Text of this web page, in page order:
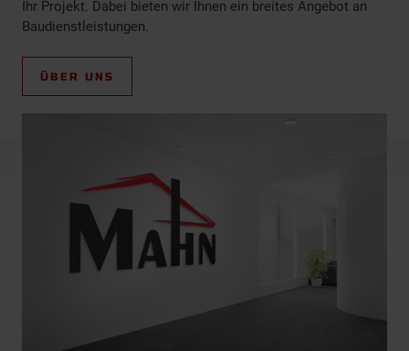
Ihr Projekt. Dabei bieten wir Ihnen ein breites Angebot an
Baudienstleistungen.
ÜBER UNS